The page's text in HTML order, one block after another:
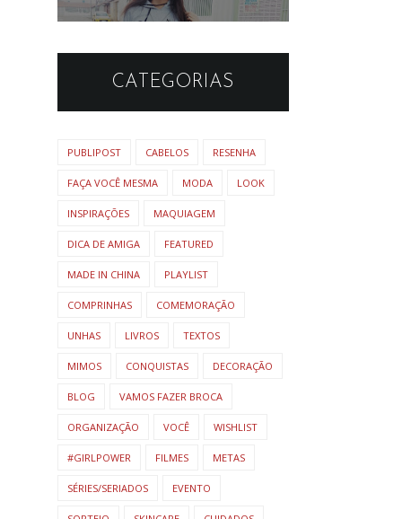
CATEGORIAS
PUBLIPOST CABELOS RESENHA
FAÇA VOCÊ MESMA MODA LOOK
INSPIRAÇÕES MAQUIAGEM
DICA DE AMIGA FEATURED
MADE IN CHINA PLAYLIST
COMPRINHAS COMEMORAÇÃO
UNHAS LIVROS TEXTOS
MIMOS CONQUISTAS DECORAÇÃO
BLOG VAMOS FAZER BROCA
ORGANIZAÇÃO VOCÊ WISHLIST
#GIRLPOWER FILMES METAS
SÉRIES/SERIADOS EVENTO